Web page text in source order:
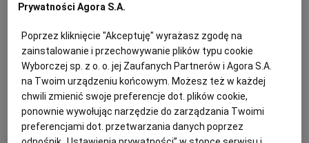
KRAKÓW
LUBLIN
ŁÓDŹ
SPORT.PL
PUBLIO.PL
KULTURALNYSKLEP.PL
Monika Jankowska-Kapica
Mrowisko - tradycyjne ciasto z
Podlasia
Prywatności Agora S.A.
Poprzez kliknięcie "Akceptuję" wyrażasz zgodę na
zainstalowanie i przechowywanie plików typu cookie
Wyborczej sp. z o. o. jej Zaufanych Partnerów i Agora S.A.
na Twoim urządzeniu końcowym. Możesz też w każdej
chwili zmienić swoje preferencje dot. plików cookie,
ponownie wywołując narzędzie do zarządzania Twoimi
preferencjami dot. przetwarzania danych poprzez